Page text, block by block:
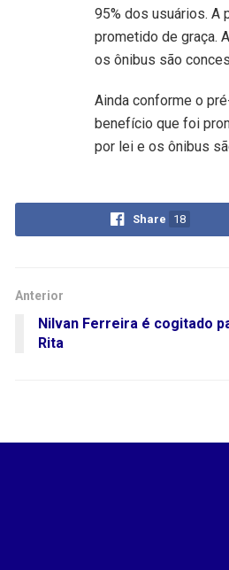
95% dos usuários. A
prometido de graça.
os ônibus são
Ainda conforme o
benefício que foi
por lei e os ônibus
Share 18
Anterior
Nilvan Ferreira é cogitado
Rita